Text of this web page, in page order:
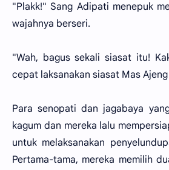
"Plakk!" Sang Adipati menepuk
wajahnya berseri.
"Wah, bagus sekali siasat itu!
cepat laksanakan siasat Mas
Para senopati dan jagabaya
kagum dan mereka lalu
untuk melaksanakan
Pertama-tama, mereka memilih